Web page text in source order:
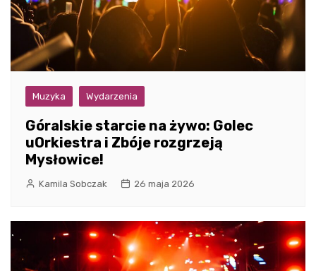
Muzyka Wydarzenia
Góralskie starcie na żywo: Golec
uOrkiestra i Zbóje rozgrzeją
Mysłowice!
Kamila Sobczak 26 maja 2026